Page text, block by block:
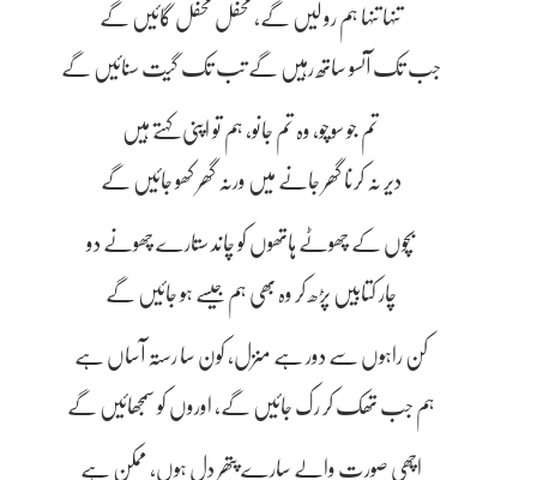
تنہا تنہا ہم رو لیں گے، محفل محفل گائیں گے
جب تک آنسو ساتھ رہیں گے تب تک گیت سنائیں گے
تم جو سوچو، وہ تم جانو، ہم تو اپنی کہتے ہیں
دیر نہ کرنا گھر جانے میں ورنہ گھر کھو جائیں گے
بچوں کے چھوٹے ہاتھوں کو چاند ستارے چھونے دو
چار کتابیں پڑھ کر وہ بھی ہم جیسے ہو جائیں گے
کن راہوں سے دور ہے منزل، کون سا رستہ آساں ہے
ہم جب تھک کر رک جائیں گے، اوروں کو سمجھائیں گے
اچھی صورت والے سارے پتھر دل ہوں، ممکن ہے